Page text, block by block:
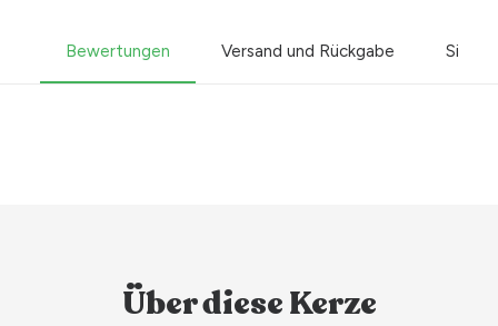
Bewertungen Versand und Rückgabe
Über diese Kerze